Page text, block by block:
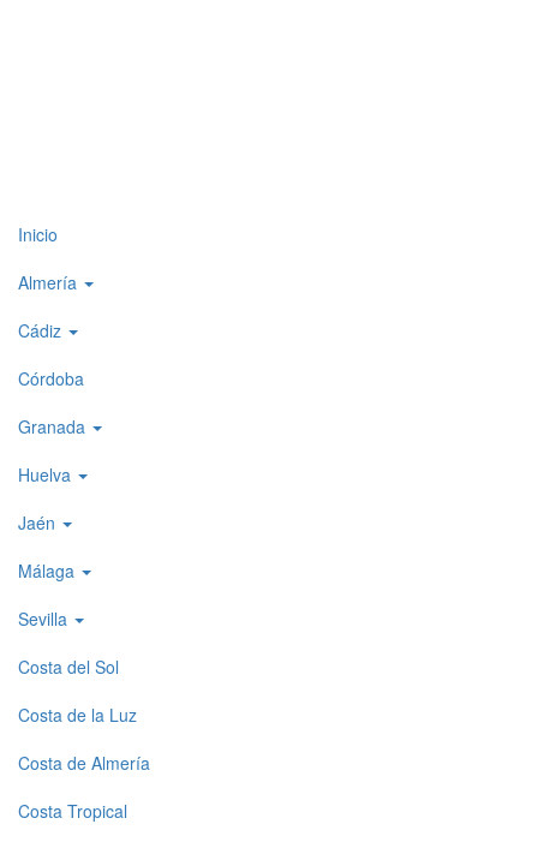
Top
level
1
Inicio
Almería
Cádiz
Córdoba
Granada
Huelva
Jaén
Málaga
Sevilla
Costa del Sol
Costa de la Luz
Costa de Almería
Costa Tropical